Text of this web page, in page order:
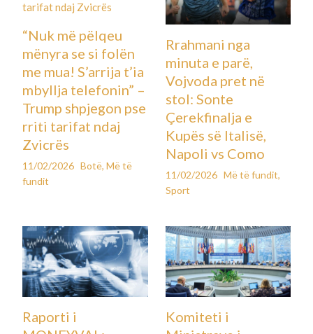
“Nuk më pëlqeu
mënyra se si folën
me mua! S’arrija t’ia
mbyllja telefonin” –
Trump shpjegon pse
rriti tarifat ndaj
Zvicrës
11/02/2026 Botë,Më të
fundit
Rrahmani nga
minuta e parë,
Vojvoda pret në
stol: Sonte
Çerekfinalja e
Kupës së Italisë,
Napoli vs Como
11/02/2026 Më të fundit,
Sport
Raporti i
Komiteti i